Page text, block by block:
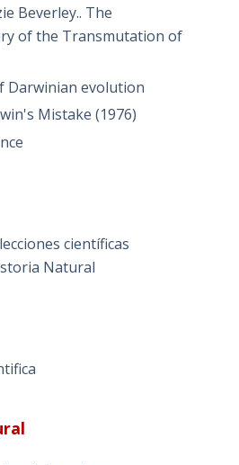
Beverley.. The
of the Transmutation of
Darwinian evolution
Mistake (1976)
científicas
Natural